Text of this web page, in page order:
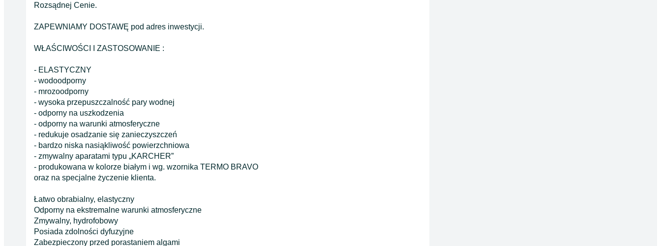
Rozsądnej Cenie.
ZAPEWNIAMY DOSTAWĘ pod adres inwestycji.
WŁAŚCIWOŚCI I ZASTOSOWANIE :
- ELASTYCZNY
- wodoodporny
- mrozoodporny
- wysoka przepuszczalność pary wodnej
- odporny na uszkodzenia
- odporny na warunki atmosferyczne
- redukuje osadzanie się zanieczyszczeń
- bardzo niska nasiąkliwość powierzchniowa
- zmywalny aparatami typu „KARCHER”
- produkowana w kolorze białym i wg. wzornika TERMO BRAVO
oraz na specjalne życzenie klienta.
Łatwo obrabialny, elastyczny
Odporny na ekstremalne warunki atmosferyczne
Zmywalny, hydrofobowy
Posiada zdolności dyfuzyjne
Zabezpieczony przed porastaniem algami